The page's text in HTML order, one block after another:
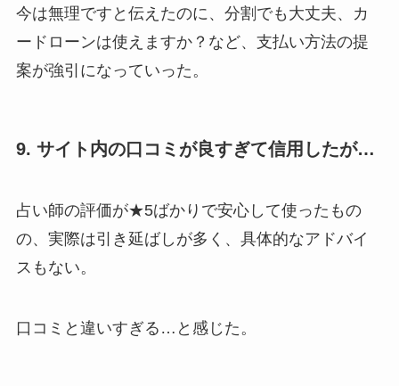
今は無理ですと伝えたのに、分割でも大丈夫、カ
ードローンは使えますか？など、支払い方法の提
案が強引になっていった。
9. サイト内の口コミが良すぎて信用したが…
占い師の評価が★5ばかりで安心して使ったもの
の、実際は引き延ばしが多く、具体的なアドバイ
スもない。
口コミと違いすぎる…と感じた。